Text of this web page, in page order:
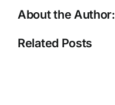
About the Author:
Related Posts